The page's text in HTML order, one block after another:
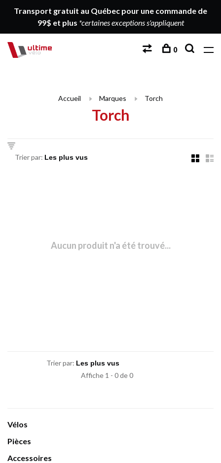
Transport gratuit au Québec pour une commande de
99$ et plus *certaines exceptions s'appliquent
0
Accueil Marques Torch
Torch
Trier par:
Aucun produit n'a été trouvé...
Trier par:
Affiche 1 - 0 de 0
Vélos
Pièces
Accessoires